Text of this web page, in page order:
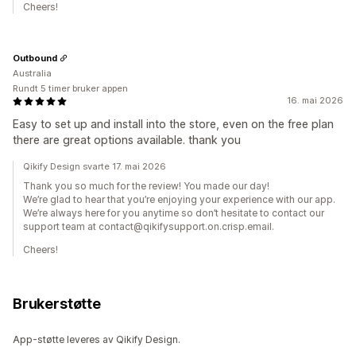
Cheers!
16. mai 2026
Easy to set up and install into the store, even on the free plan
there are great options available. thank you
Outbound
Australia
Rundt 5 timer bruker appen
Qikify Design svarte 17. mai 2026
Thank you so much for the review! You made our day!
We’re glad to hear that you’re enjoying your experience with our app.
We’re always here for you anytime so don’t hesitate to contact our
support team at contact@qikifysupport.on.crisp.email.
Cheers!
Brukerstøtte
App-støtte leveres av Qikify Design.